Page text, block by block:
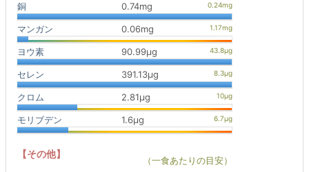
銅 0.74mg
マンガン 0.06mg
ヨウ素 90.99μg
セレン 391.13μg
クロム 2.81μg
モリブデン 1.6μg
【その他】
（一食あたりの目安）